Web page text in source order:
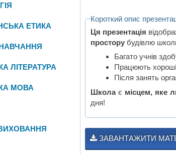
Короткий опис
Ця презентація
просторубудівлю
Багато учнів
Працюють хороші
Після занять
Школає місцем, яке
дня!
ЗАВАНТАЖИТИ
ЕТИКА
ЛІТЕРАТУРА
МОВА